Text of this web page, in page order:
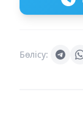
Бөлісу: